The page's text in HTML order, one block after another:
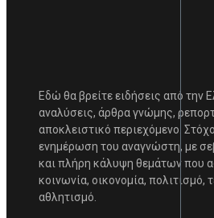
Εδώ θα βρείτε ειδήσεις από την
αναλύσεις, άρθρα γνώμης,
αποκλειστικό περιεχόμενο.
ενημέρωση του αναγνώστη, με
και πλήρη κάλυψη θεμάτων που
κοινωνία, οικονομία, πολιτισμό,
αθλητισμό.